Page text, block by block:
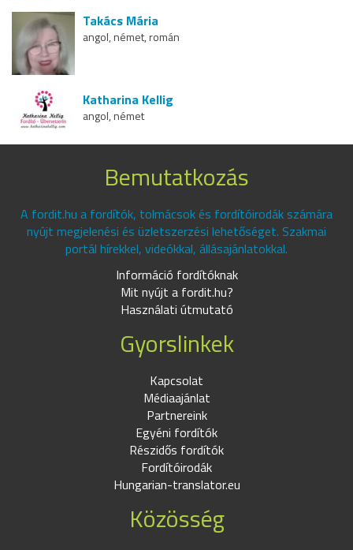
Takács Mária
angol, német, román
Katharina Kellig
angol, német
Bemutatkozás
A fordit.hu a fordítók, tolmácsok és fordítóirodák számára
nyújt megjelenési és üzletszerzési lehetőséget. Szakmai
portál hírekkel, videókkal, állásajánlatokkal.
Információ fordítóknak
Mit nyújt a fordit.hu?
Használati útmutató
Gyorslinkek
Kapcsolat
Médiaajánlat
Partnereink
Egyéni fordítók
Részidős fordítók
Fordítóirodák
Hungarian-translator.eu
Közösség